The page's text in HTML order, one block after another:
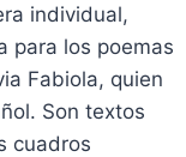
individual,
para los poemas
Fabiola, quien
Son textos
cuadros